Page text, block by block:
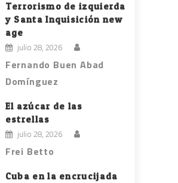
Terrorismo de izquierda
y Santa Inquisición new
age
julio 28, 2026
Fernando Buen Abad
Domínguez
El azúcar de las
estrellas
julio 28, 2026
Frei Betto
Cuba en la encrucijada